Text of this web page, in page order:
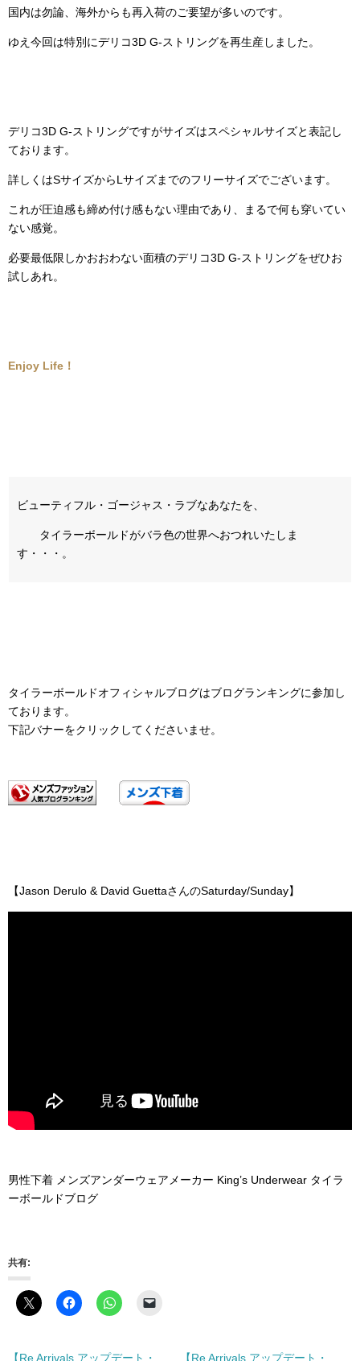
国内は勿論、海外からも再入荷のご要望が多いのです。
ゆえ今回は特別にデリコ3D G-ストリングを再生産しました。
デリコ3D G-ストリングですがサイズはスペシャルサイズと表記し
ております。
詳しくはSサイズからLサイズまでのフリーサイズでございます。
これが圧迫感も締め付け感もない理由であり、まるで何も穿いてい
ない感覚。
必要最低限しかおおわない面積のデリコ3D G-ストリングをぜひお
試しあれ。
Enjoy Life！
ビューティフル・ゴージャス・ラブなあなたを、
タイラーボールドがバラ色の世界へおつれいたしま
す・・・。
タイラーボールドオフィシャルブログはブログランキングに参加し
ております。
下記バナーをクリックしてくださいませ。
【Jason Derulo & David GuettaさんのSaturday/Sunday】
男性下着 メンズアンダーウェアメーカー King’s Underwear タイラ
ーボールドブログ
共有:
【Re Arrivals アップデート・ 【Re Arrivals アップデート・